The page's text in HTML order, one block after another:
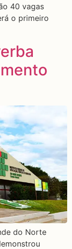
40 vagas
o primeiro
do Norte